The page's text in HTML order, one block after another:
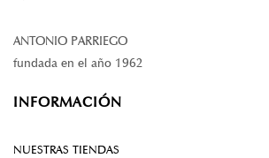
ANTONIO PARRIEGO
fundada en el año 1962
INFORMACIÓN
NUESTRAS TIENDAS